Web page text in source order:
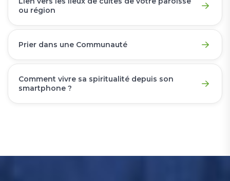
ou région
Prier dans une Communauté
Comment vivre sa spiritualité depuis son
smartphone ?